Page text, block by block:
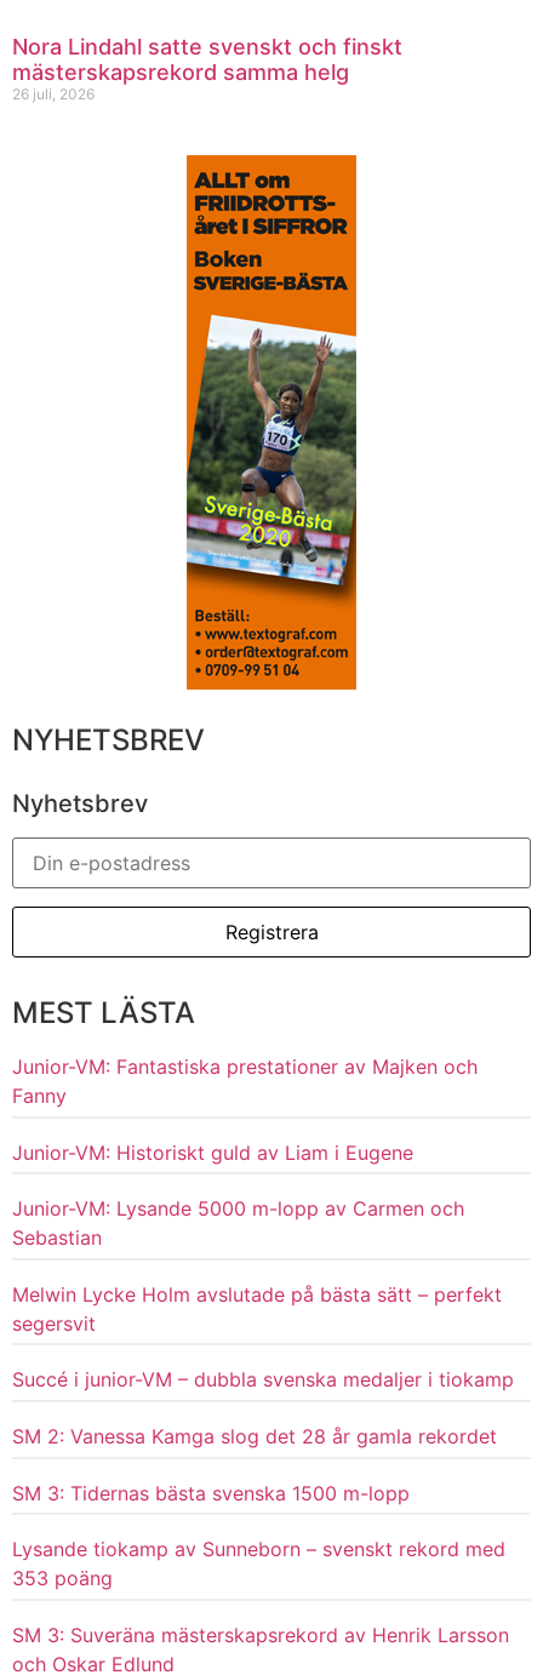
Nora Lindahl satte svenskt och finskt
mästerskapsrekord samma helg
26 juli, 2026
NYHETSBREV
Nyhetsbrev
MEST LÄSTA
Junior-VM: Fantastiska prestationer av Majken och
Fanny
Junior-VM: Historiskt guld av Liam i Eugene
Junior-VM: Lysande 5000 m-lopp av Carmen och
Sebastian
Melwin Lycke Holm avslutade på bästa sätt – perfekt
segersvit
Succé i junior-VM – dubbla svenska medaljer i tiokamp
SM 2: Vanessa Kamga slog det 28 år gamla rekordet
SM 3: Tidernas bästa svenska 1500 m-lopp
Lysande tiokamp av Sunneborn – svenskt rekord med
353 poäng
SM 3: Suveräna mästerskapsrekord av Henrik Larsson
och Oskar Edlund